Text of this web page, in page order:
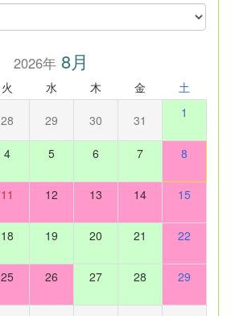
2026年8月
火 水 木 金 土
28 29 30 31 1
4 5 6 7 8
11 12 13 14 15
18 19 20 21 22
25 26 27 28 29